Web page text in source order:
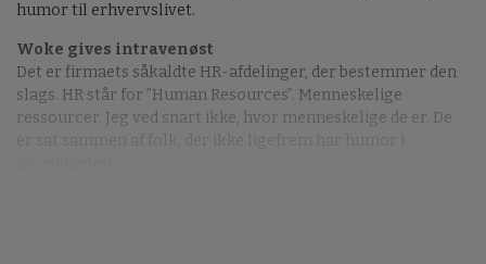
humor til erhvervslivet.
Woke gives intravenøst
Det er firmaets såkaldte HR-afdelinger, der bestemmer den
slags. HR står for ”Human Resources”. Menneskelige
ressourcer. Jeg ved snart ikke, hvor menneskelige de er. De